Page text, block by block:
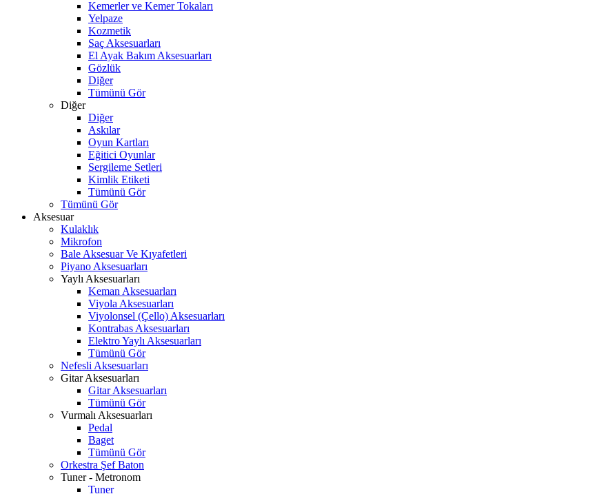
Kemerler ve Kemer Tokaları
Yelpaze
Kozmetik
Saç Aksesuarları
El Ayak Bakım Aksesuarları
Gözlük
Diğer
Tümünü Gör
Diğer
Diğer
Askılar
Oyun Kartları
Eğitici Oyunlar
Sergileme Setleri
Kimlik Etiketi
Tümünü Gör
Tümünü Gör
Aksesuar
Kulaklık
Mikrofon
Bale Aksesuar Ve Kıyafetleri
Piyano Aksesuarları
Yaylı Aksesuarları
Keman Aksesuarları
Viyola Aksesuarları
Viyolonsel (Çello) Aksesuarları
Kontrabas Aksesuarları
Elektro Yaylı Aksesuarları
Tümünü Gör
Nefesli Aksesuarları
Gitar Aksesuarları
Gitar Aksesuarları
Tümünü Gör
Vurmalı Aksesuarları
Pedal
Baget
Tümünü Gör
Orkestra Şef Baton
Tuner - Metronom
Tuner